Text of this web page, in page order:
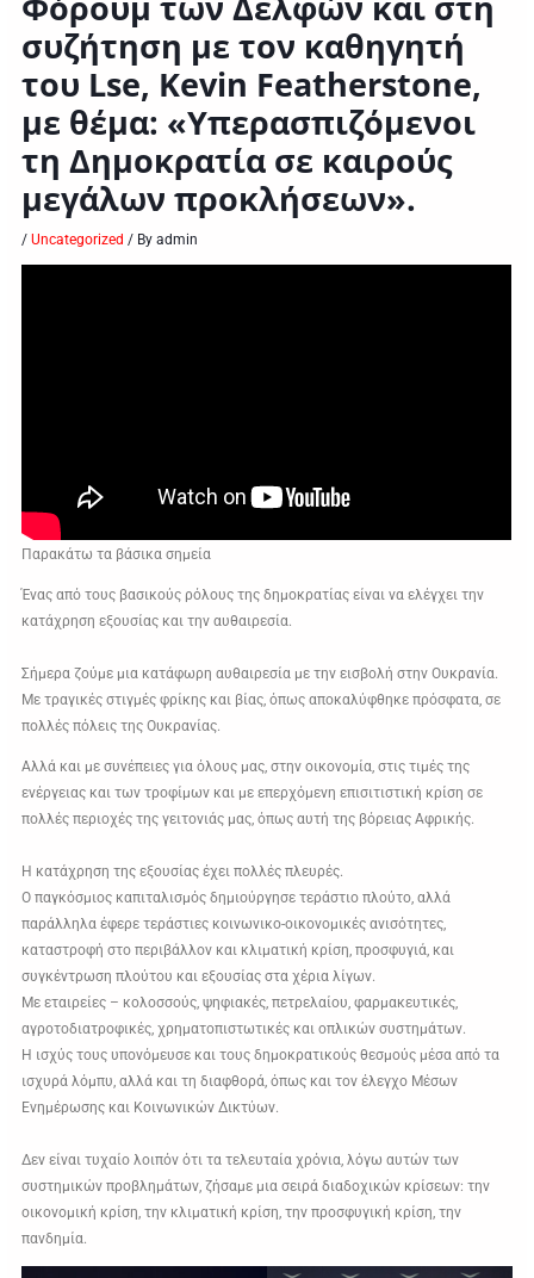
συζήτηση με τον καθηγητή
του Lse, Kevin Featherstone,
με θέμα: «Υπερασπιζόμενοι
τη Δημοκρατία σε καιρούς
μεγάλων προκλήσεων».
/Uncategorized / Byadmin
Παρακάτω τα βάσικα σημεία
Ένας από τους βασικούς ρόλους της δημοκρατίας είναι να ελέγχει την
κατάχρηση εξουσίας και την αυθαιρεσία.
Σήμερα ζούμε μια κατάφωρη αυθαιρεσία με την εισβολή στην Ουκρανία.
Με τραγικές στιγμές φρίκης και βίας, όπως αποκαλύφθηκε πρόσφατα, σε
πολλές πόλεις της Ουκρανίας.
Αλλά και με συνέπειες για όλους μας, στην οικονομία, στις τιμές της
ενέργειας και των τροφίμων και με επερχόμενη επισιτιστική κρίση σε
πολλές περιοχές της γειτονιάς μας, όπως αυτή της βόρειας Αφρικής.
Η κατάχρηση της εξουσίας έχει πολλές πλευρές.
Ο παγκόσμιος καπιταλισμός δημιούργησε τεράστιο πλούτο, αλλά
παράλληλα έφερε τεράστιες κοινωνικο-οικονομικές ανισότητες,
καταστροφή στο περιβάλλον και κλιματική κρίση, προσφυγιά, και
συγκέντρωση πλούτου και εξουσίας στα χέρια λίγων.
Με εταιρείες – κολοσσούς, ψηφιακές, πετρελαίου, φαρμακευτικές,
αγροτοδιατροφικές, χρηματοπιστωτικές και οπλικών συστημάτων.
Η ισχύς τους υπονόμευσε και τους δημοκρατικούς θεσμούς μέσα από τα
ισχυρά λόμπυ, αλλά και τη διαφθορά, όπως και τον έλεγχο Μέσων
Ενημέρωσης και Κοινωνικών Δικτύων.
Δεν είναι τυχαίο λοιπόν ότι τα τελευταία χρόνια, λόγω αυτών των
συστημικών προβλημάτων, ζήσαμε μια σειρά διαδοχικών κρίσεων: την
οικονομική κρίση, την κλιματική κρίση, την προσφυγική κρίση, την
πανδημία.